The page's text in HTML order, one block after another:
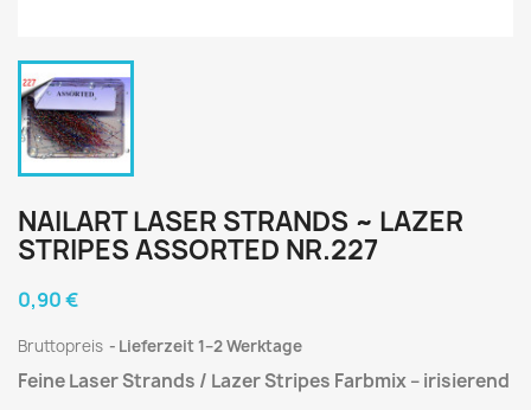
NAILART LASER STRANDS ~ LAZER
STRIPES ASSORTED NR.227
0,90 €
Bruttopreis Lieferzeit 1–2 Werktage
Feine Laser Strands / Lazer Stripes Farbmix – irisierend